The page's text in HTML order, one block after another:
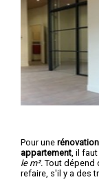
Pour une
appartement , il
le m². Tout dépend
refaire, s'il y a des